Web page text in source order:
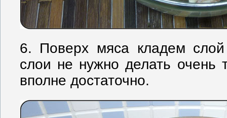
6. Поверх мяса кладем слой
слои не нужно делать
вполне достаточно.